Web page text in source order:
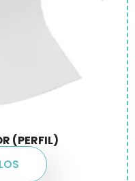
(PERFIL)